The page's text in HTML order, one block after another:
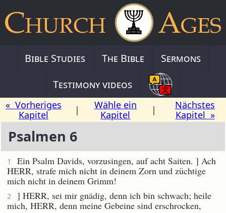
Bible Studies The Bible
Sermons
Testimony videos
« Vorheriges
Kapitel
|
Wähle ein
Kapitel
|
Nächstes
Kapitel »
Psalmen 6
1
Ein Psalm Davids, vorzusingen, auf acht Saiten. ] Ach
HERR, strafe mich nicht in deinem Zorn und züchtige
mich nicht in deinem Grimm!
2
] HERR, sei mir gnädig, denn ich bin schwach; heile
mich, HERR, denn meine Gebeine sind erschrocken,